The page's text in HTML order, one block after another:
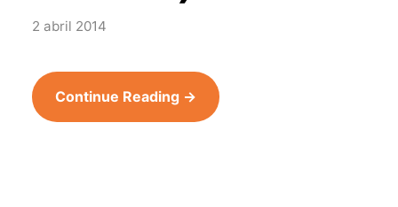
2 abril 2014
Continue Reading →